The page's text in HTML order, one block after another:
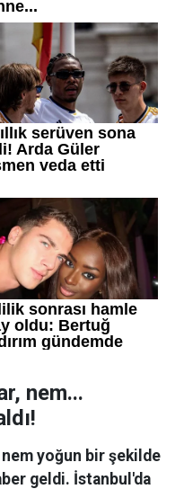
nem...
nem yoğun bir şekilde
geldi. İstanbul'da